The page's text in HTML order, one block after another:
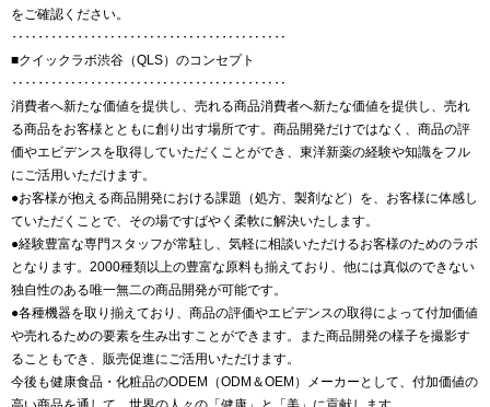
をご確認ください。
‥‥‥‥‥‥‥‥‥‥‥‥‥‥‥‥‥‥‥‥‥
■クイックラボ渋谷（QLS）のコンセプト
‥‥‥‥‥‥‥‥‥‥‥‥‥‥‥‥‥‥‥‥‥
消費者へ新たな価値を提供し、売れる商品消費者へ新たな価値を提供し、売れ
る商品をお客様とともに創り出す場所です。商品開発だけではなく、商品の評
価やエビデンスを取得していただくことができ、東洋新薬の経験や知識をフル
にご活用いただけます。
●お客様が抱える商品開発における課題（処方、製剤など）を、お客様に体感し
ていただくことで、その場ですばやく柔軟に解決いたします。
●経験豊富な専門スタッフが常駐し、気軽に相談いただけるお客様のためのラボ
となります。2000種類以上の豊富な原料も揃えており、他には真似のできない
独自性のある唯一無二の商品開発が可能です。
●各種機器を取り揃えており、商品の評価やエビデンスの取得によって付加価値
や売れるための要素を生み出すことができます。また商品開発の様子を撮影す
ることもでき、販売促進にご活用いただけます。
今後も健康食品・化粧品のODEM（ODM＆OEM）メーカーとして、付加価値の